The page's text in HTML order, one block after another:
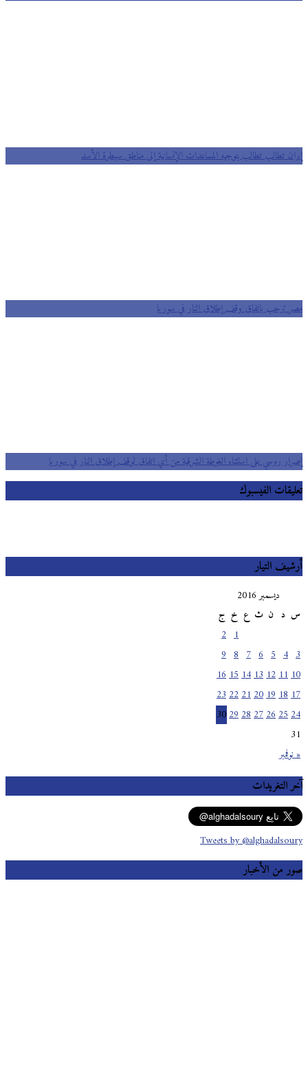
إيران تطالب تطالب بتوجيه المساعدات الإنسانية إلى مناطق سيطرة الأسد
مصر ترحب باتفاق وقف إطلاق النار في سوريا
إصرار روسي على استثناء الغوطة الشرقية من أي اتفاق لوقف إطلاق النار في سوريا
تعليقات الفيسبوك
أرشيف التيار
ديسمبر 2016
س
ث خ ج
« نوفمبر
10
11
12
13
14
15
16
17
18
19
20
21
22
23
24
25
26
27
28
29
30
31
آخر التغريدات
Tweets by @alghadalsoury
صور من الأخبار